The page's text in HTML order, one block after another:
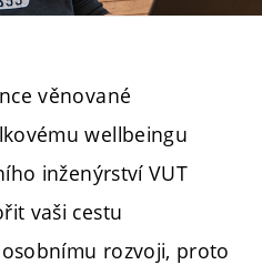
věnované
wellbeingu
inženýrství VUT
vaši cestu
rozvoji, proto